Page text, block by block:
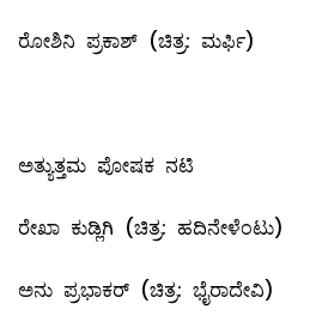
ರೋಶಿನಿ ಪ್ರಕಾಶ್ (ಚಿತ್ರ: ಮರ್ಫಿ)
ಅತ್ಯುತ್ತಮ ಪೋಷಕ ನಟಿ
ರೇಖಾ ಕುಡ್ಲಿಗಿ (ಚಿತ್ರ: ಹದಿನೇಳೆಂಟು)
ಅನು ಪ್ರಭಾಕರ್ (ಚಿತ್ರ: ಭೈರಾದೇವಿ)